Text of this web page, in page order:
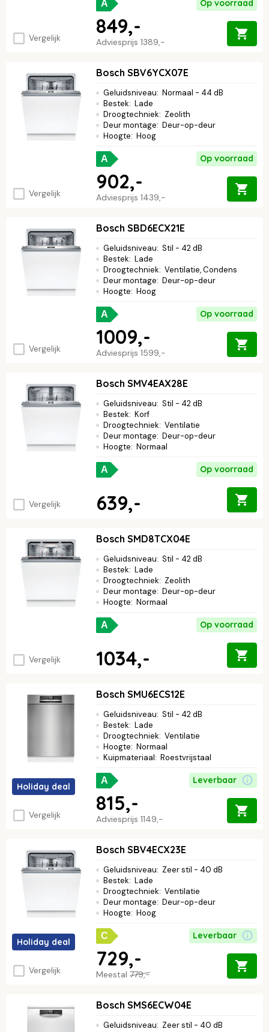
Vergelijk
A Op voorraad
Adviesprijs 1389,-
849,-
Vergelijk
Bosch SBV6YCX07E
Geluidsniveau: Normaal - 44 dB
Bestek: Lade
Droogtechniek: Zeolith
Deur montage: Deur-op-deur
Hoogte: Hoog
A Op voorraad
Adviesprijs 1439,-
902,-
Vergelijk
Bosch SBD6ECX21E
Geluidsniveau: Stil - 42 dB
Bestek: Lade
Droogtechniek: Ventilatie, Condens
Deur montage: Deur-op-deur
Hoogte: Hoog
A Op voorraad
Adviesprijs 1599,-
1009,-
Vergelijk
Bosch SMV4EAX28E
Geluidsniveau: Stil - 42 dB
Bestek: Korf
Droogtechniek: Ventilatie
Deur montage: Deur-op-deur
Hoogte: Normaal
A Op voorraad
639,-
Vergelijk
Bosch SMD8TCX04E
Geluidsniveau: Stil - 42 dB
Bestek: Lade
Droogtechniek: Zeolith
Deur montage: Deur-op-deur
Hoogte: Normaal
A Op voorraad
1034,-
Holiday deal
Vergelijk
Bosch SMU6ECS12E
Geluidsniveau: Stil - 42 dB
Bestek: Lade
Droogtechniek: Ventilatie
Hoogte: Normaal
Kuipmateriaal: Roestvrijstaal
A Leverbaar
Adviesprijs 1149,-
815,-
Holiday deal
Vergelijk
Bosch SBV4ECX23E
Geluidsniveau: Zeer stil - 40 dB
Bestek: Lade
Droogtechniek: Ventilatie
Deur montage: Deur-op-deur
Hoogte: Hoog
C Leverbaar
Meestal 779,-
729,-
Bosch SMS6ECW04E
Geluidsniveau: Zeer stil - 40 dB